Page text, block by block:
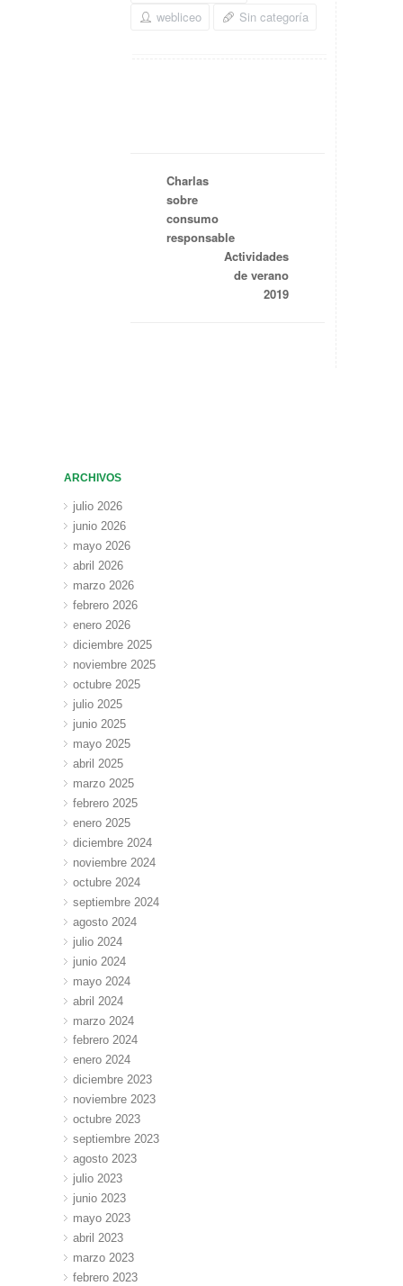
webliceo
Sin categoría
Charlas
sobre
consumo
responsable
Actividades
de verano
2019
ARCHIVOS
julio 2026
junio 2026
mayo 2026
abril 2026
marzo 2026
febrero 2026
enero 2026
diciembre 2025
noviembre 2025
octubre 2025
julio 2025
junio 2025
mayo 2025
abril 2025
marzo 2025
febrero 2025
enero 2025
diciembre 2024
noviembre 2024
octubre 2024
septiembre 2024
agosto 2024
julio 2024
junio 2024
mayo 2024
abril 2024
marzo 2024
febrero 2024
enero 2024
diciembre 2023
noviembre 2023
octubre 2023
septiembre 2023
agosto 2023
julio 2023
junio 2023
mayo 2023
abril 2023
marzo 2023
febrero 2023